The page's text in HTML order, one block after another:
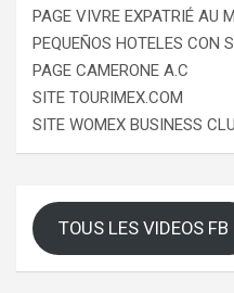
PAGE VIVRE EXPATRIÉ AU
PEQUEÑOS HOTELES CON
PAGE CAMERONE A.C
SITE TOURIMEX.COM
SITE WOMEX BUSINESS
TOUS LES VIDEOS FB